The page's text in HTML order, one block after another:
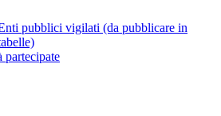
pubblici vigilati (da pubblicare in
partecipate